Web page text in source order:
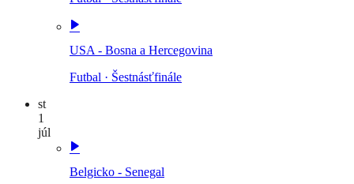
USA - Bosna a Hercegovina
Futbal · Šestnásťfinále
st
1
júl
Belgicko - Senegal